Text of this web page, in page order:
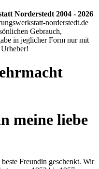
Norderstedt 2004 - 2026
norderstedt.de
Gebrauch,
in jeglicher Form nur mit
meine liebe
Freundin geschenkt. Wir